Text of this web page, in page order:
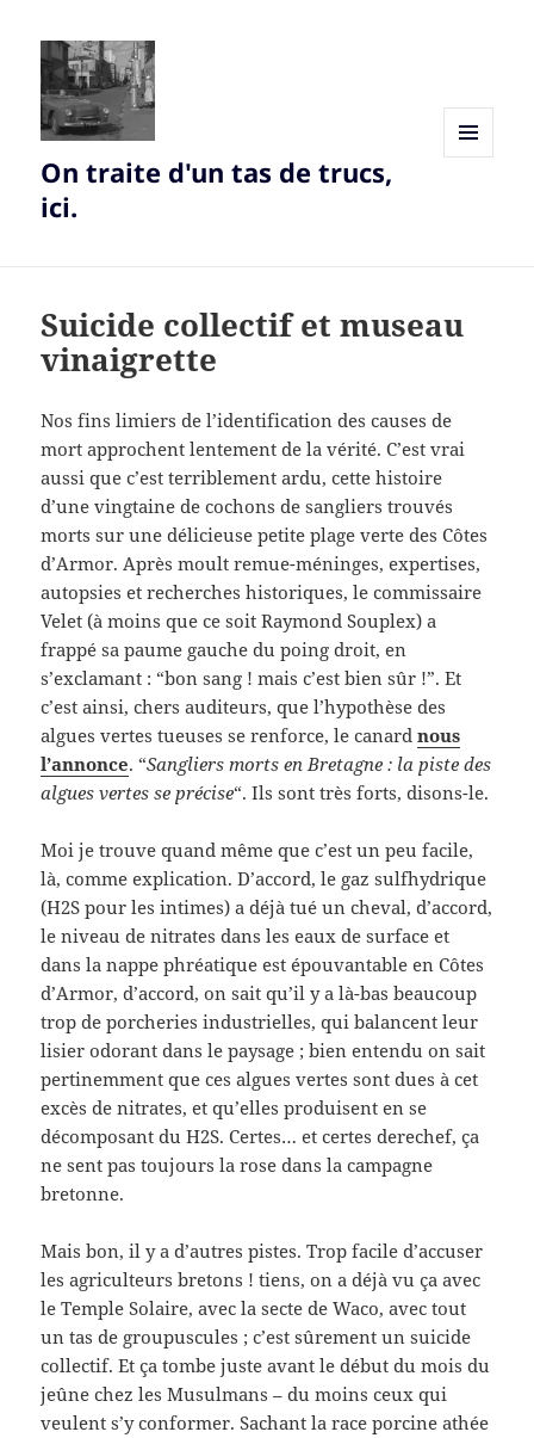
On traite d'un tas de trucs,
ici.
Suicide collectif et museau
vinaigrette
Nos fins limiers de l’identification des causes de
mort approchent lentement de la vérité. C’est vrai
aussi que c’est terriblement ardu, cette histoire
d’une vingtaine de cochons de sangliers trouvés
morts sur une délicieuse petite plage verte des Côtes
d’Armor. Après moult remue-méninges, expertises,
autopsies et recherches historiques, le commissaire
Velet (à moins que ce soit Raymond Souplex) a
frappé sa paume gauche du poing droit, en
s’exclamant : “bon sang ! mais c’est bien sûr !”. Et
c’est ainsi, chers auditeurs, que l’hypothèse des
algues vertes tueuses se renforce, le canardnous
l’annonce. “Sangliers morts en Bretagne : la piste des
algues vertes se précise“. Ils sont très forts, disons-le.
Moi je trouve quand même que c’est un peu facile,
là, comme explication. D’accord, le gaz sulfhydrique
(H2S pour les intimes) a déjà tué un cheval, d’accord,
le niveau de nitrates dans les eaux de surface et
dans la nappe phréatique est épouvantable en Côtes
d’Armor, d’accord, on sait qu’il y a là-bas beaucoup
trop de porcheries industrielles, qui balancent leur
lisier odorant dans le paysage ; bien entendu on sait
pertinemment que ces algues vertes sont dues à cet
excès de nitrates, et qu’elles produisent en se
décomposant du H2S. Certes… et certes derechef, ça
ne sent pas toujours la rose dans la campagne
bretonne.
Mais bon, il y a d’autres pistes. Trop facile d’accuser
les agriculteurs bretons ! tiens, on a déjà vu ça avec
le Temple Solaire, avec la secte de Waco, avec tout
un tas de groupuscules ; c’est sûrement un suicide
collectif. Et ça tombe juste avant le début du mois du
jeûne chez les Musulmans – du moins ceux qui
veulent s’y conformer. Sachant la race porcine athée